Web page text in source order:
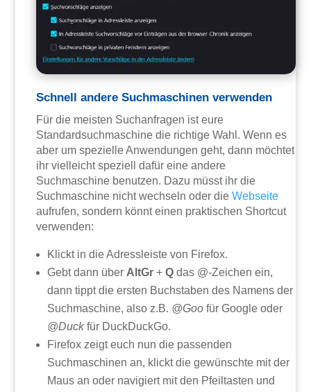
Schnell andere Suchmaschinen verwenden
Für die meisten Suchanfragen ist eure
Standardsuchmaschine die richtige Wahl. Wenn es
aber um spezielle Anwendungen geht, dann möchtet
ihr vielleicht speziell dafür eine andere
Suchmaschine benutzen. Dazu müsst ihr die
Suchmaschine nicht wechseln oder dieWebseite
aufrufen, sondern könnt einen praktischen Shortcut
verwenden:
Klickt in die Adressleiste von Firefox.
Gebt dann über AltGr +Q das @-Zeichen ein,
dann tippt die ersten Buchstaben des Namens der
Suchmaschine, also z.B. @Goo für Google oder
@Duckfür DuckDuckGo.
Firefox zeigt euch nun die passenden
Suchmaschinen an, klickt die gewünschte mit der
Maus an oder navigiert mit den Pfeiltasten und